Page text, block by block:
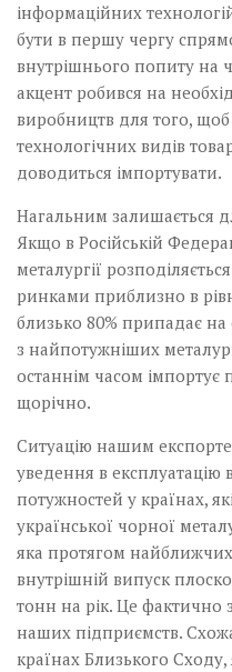
інформаційних
бути в першу чергу
внутрішнього попиту на
акцент робився на
виробництв для того,
технологічних видів
доводиться імпортувати.
Нагальним залишається
Якщо в Російській
металургії
ринками приблизно в
близько 80% припадає на
з найпотужніших
останнім часом
щорічно.
Ситуацію нашим
уведення в
потужностей у країнах,
української чорної
яка протягом
внутрішній випуск
тонн на рік. Це фактично
наших підприємств.
країнах Близького Сходу,